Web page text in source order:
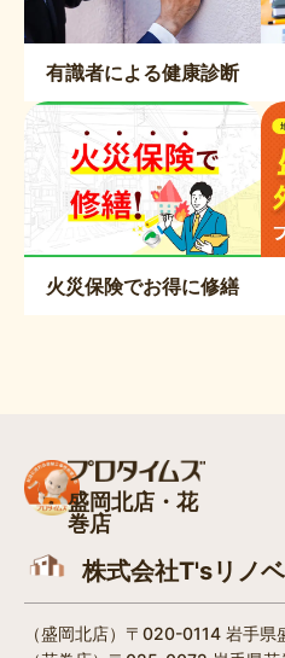
有識者による健康診断
火災保険でお得に修繕
盛岡北店・花
巻店
株式会社T'sリノ
（盛岡北店）〒020-0114 岩手